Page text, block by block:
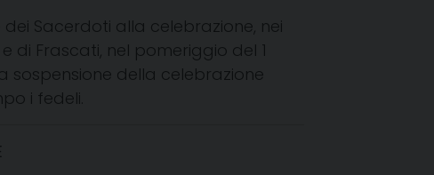
Sacerdoti alla celebrazione, nei
di Frascati, nel pomeriggio del 1
sospensione della celebrazione
i fedeli.